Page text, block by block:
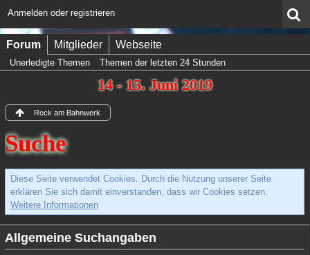
Anmelden oder registrieren
Forum Mitglieder Webseite
Unerledigte Themen Themen der letzten 24 Stunden
14 - 15. Juni 2019
Rock am Bahnwerk
Suche
Diese Seite verwendet Cookies. Durch die Nutzung unserer Seite
erklären Sie sich damit einverstanden, dass wir Cookies setzen.
Weitere Informationen
Allgemeine Suchangaben